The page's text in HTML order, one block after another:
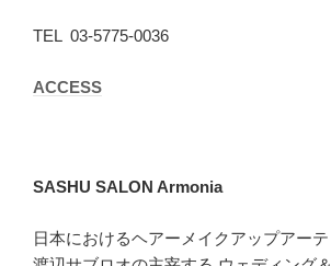
TEL 03-5775-0036
ACCESS
SASHU SALON Armonia
日本におけるヘアーメイクアップアー